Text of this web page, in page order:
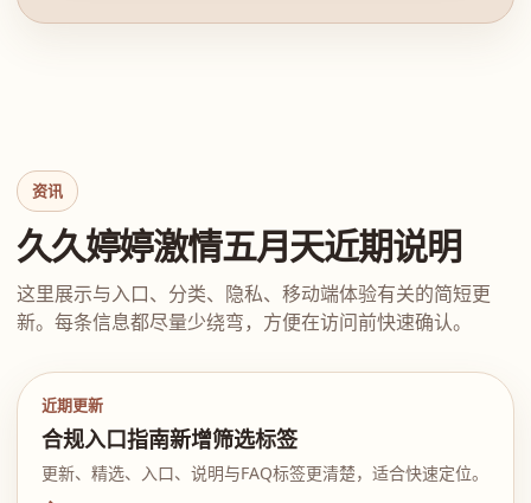
资讯
久久婷婷激情五月天近期说明
这里展示与入口、分类、隐私、移动端体验有关的简短更
新。每条信息都尽量少绕弯，方便在访问前快速确认。
近期更新
合规入口指南新增筛选标签
更新、精选、入口、说明与FAQ标签更清楚，适合快速定位。